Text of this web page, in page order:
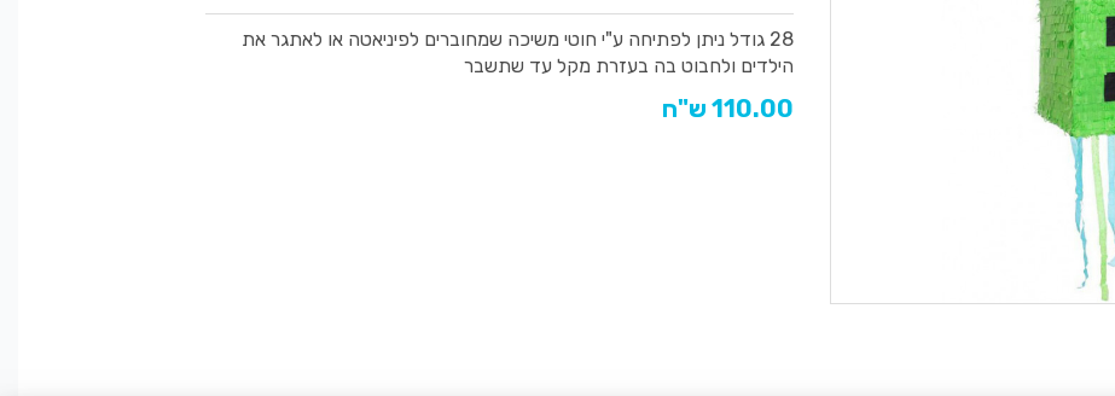
28 גודל
ניתן לפתיחה ע"י חוטי משיכה שמחוברים לפיניאטה או לאתגר את
הילדים ולחבוט בה בעזרת מקל עד שתשבר
110.00 ש"ח